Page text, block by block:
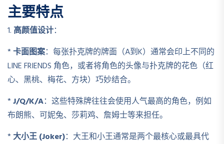
主要特点
1. 高颜值设计：
*卡面图案：每张扑克牌的牌面（A到K）通常会印上不同的
LINE FRIENDS 角色，或者将角色的头像与扑克牌的花色（红
心、黑桃、梅花、方块）巧妙结合。
*J/Q/K/A：这些特殊牌往往会使用人气最高的角色，例如
布朗熊、可妮兔、莎莉鸡、詹姆士等来担任。
*大小王 (Joker)：大王和小王通常是两个最核心或最具代